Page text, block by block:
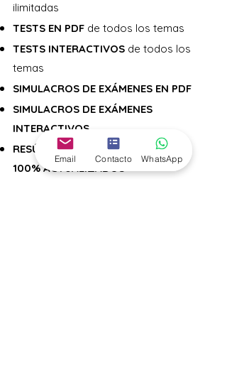
ilimitadas
TESTS EN PDF de todos los temas
TESTS INTERACTIVOS de todos los
temas
SIMULACROS DE EXÁMENES EN PDF
SIMULACROS DE EXÁMENES
INTERACTIVOS
RESÚMENES CLAROS, DIRECTOS Y
100% ACTUALIZADOS
Email Contacto WhatsApp